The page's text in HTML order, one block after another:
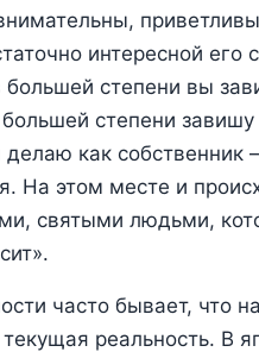
интересной
степени вы
степени завишу
как собственник
На этом месте и
святыми людьми,
часто бывает, что
реальность. В